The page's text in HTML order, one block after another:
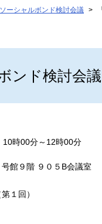
ソーシャルボンド検討会議
ンド検討会
10時00分～12時00分
館９階 ９０５B会議室
１回）